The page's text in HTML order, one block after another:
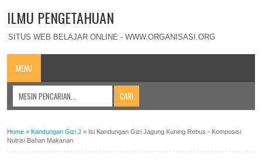
ILMU PENGETAHUAN
SITUS WEB BELAJAR ONLINE - WWW.ORGANISASI.ORG
MENU
Home » Kandungan Gizi J » Isi Kandungan Gizi Jagung Kuning Rebus - Komposisi
Nutrisi Bahan Makanan